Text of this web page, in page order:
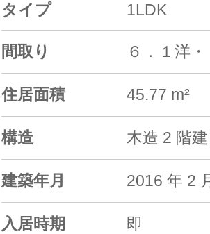
タイプ 1LDK
間取り ６．１洋
住居面積 45.77 m²
構造 木造 2 階
建築年月 2016 年
入居時期 即